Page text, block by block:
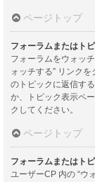
ページトップ
フォーラムまたはト
フォーラムをウォッ
ォッチする” リンク
のトピックに返信す
か、トピック表示ペ
クしてください。
ページトップ
フォーラムまたはト
ユーザーCP 内の “ウ